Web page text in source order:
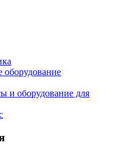
и оборудование для